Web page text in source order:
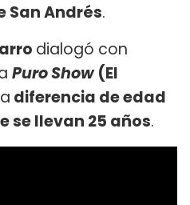
San Andrés.
dialogó con
Puro Show(El
diferencia de edad
se llevan 25 años.